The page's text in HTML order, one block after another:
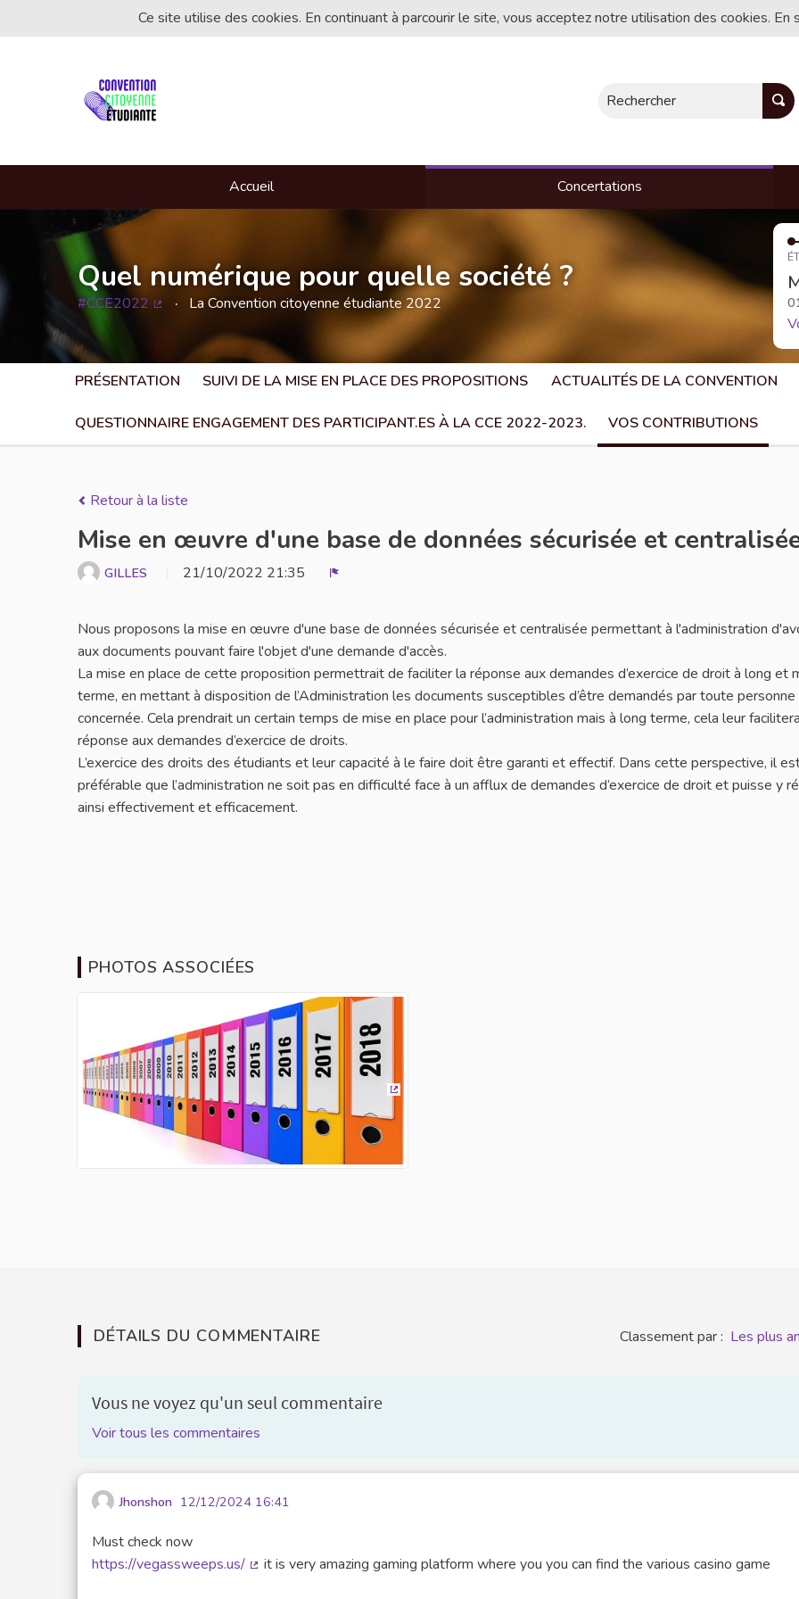
Ce site utilise des cookies. En continuant à parcourir le site, vous acceptez notre utilisation des cookies.
Rechercher
Accueil Concertations
Quel numérique pour quelle société ?
#CCE2022 La Convention citoyenne étudiante 2022
PRÉSENTATION SUIVI DE LA MISE EN PLACE DES PROPOSITIONS ACTUALITÉS DE LA CONVENTION
QUESTIONNAIRE ENGAGEMENT DES PARTICIPANT.ES À LA CCE 2022-2023. VOS CONTRIBUTIONS
Retour à la liste
Mise en œuvre d'une base de données sécurisée et
GILLES 21/10/2022 21:35
Nous proposons la mise en œuvre d'une base de données sécurisée et centralisée permettant à l'administration
aux documents pouvant faire l'objet d'une demande d'accès.
La mise en place de cette proposition permettrait de faciliter la réponse aux demandes d’exercice de droit à long et
terme, en mettant à disposition de l’Administration les documents susceptibles d’être demandés par toute personne
concernée. Cela prendrait un certain temps de mise en place pour l’administration mais à long terme, cela leur
réponse aux demandes d’exercice de droits.
L’exercice des droits des étudiants et leur capacité à le faire doit être garanti et effectif. Dans cette perspective, il
préférable que l’administration ne soit pas en difficulté face à un afflux de demandes d’exercice de droit et puisse y
ainsi effectivement et efficacement.
PHOTOS ASSOCIÉES
DÉTAILS DU COMMENTAIRE Classement par : Les plus
Vous ne voyez qu'un seul commentaire
Voir tous les commentaires
Jhonshon 12/12/2024 16:41
Must check now
https://vegassweeps.us/
it is very amazing gaming platform where you you can find the various casino game